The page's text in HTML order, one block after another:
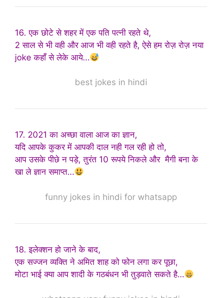
16. एक छोटे से शहर में एक पति पत्नी रहते थे,
2 साल से भी वही और आज भी वही रहते है, ऐसे हम रोज़ रोज़ नया
joke कहाँ से लेके आये…
best jokes in hindi
17. 2021 का अच्छा वाला आज का ज्ञान,
यदि आपके कुकर में आपकी दाल नही गल रही हो तो,
आप उसके पीछे न पड़े, तुरंत 10 रूपये निकले और मैगी बना के
खा ले ज्ञान समाप्त…
funny jokes in hindi for whatsapp
18. इलेक्शन हो जाने के बाद,
एक सज्जन व्यक्ति ने अमित शाह को फोन लगा कर पूछा,
मोटा भाई क्या आप शादी के गठबंधन भी तुड़वाते सकते है…